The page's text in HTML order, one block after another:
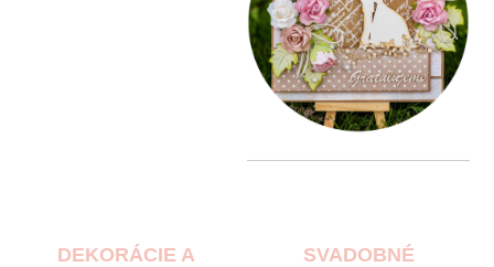
DEKORÁCIE A
SVADOBNÉ